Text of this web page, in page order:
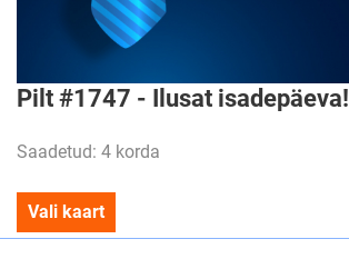
Pilt #1747 - Ilusat isadepäeva!
Saadetud: 4 korda
Vali kaart